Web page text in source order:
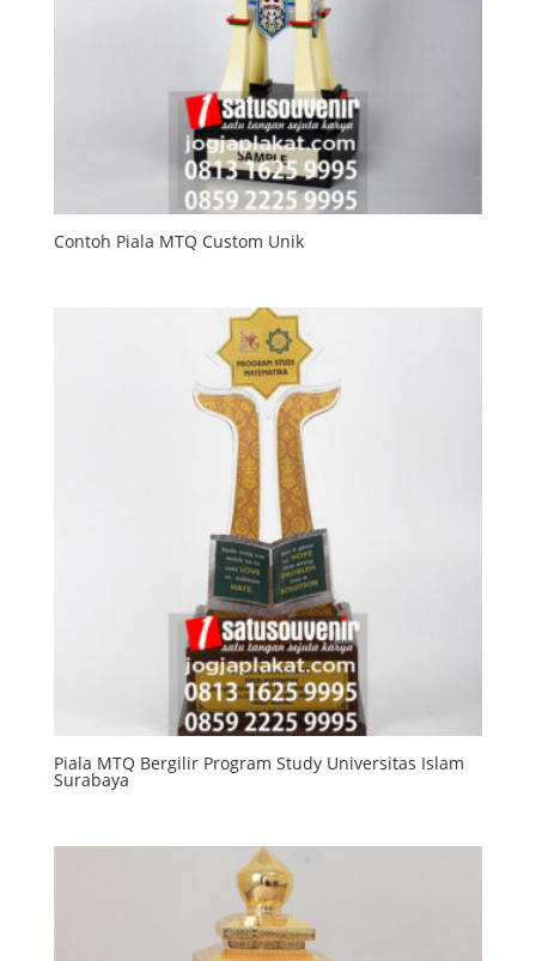
Contoh Piala MTQ Custom Unik
Piala MTQ Bergilir Program Study Universitas Islam
Surabaya